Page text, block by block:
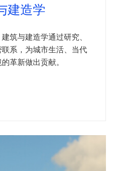
建造学
筑与建造学通过研究、
系，为城市生活、当代
革新做出贡献。